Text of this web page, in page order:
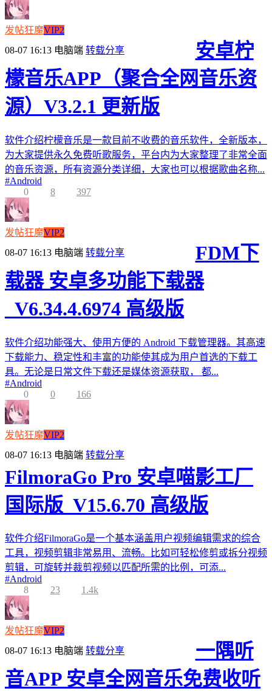
发帖狂魔VIP2
08-07 16:13 电脑端 转载分享
安卓柠
檬音乐APP（聚合全网音乐资
源）V3.2.1 更新版
软件介绍柠檬音乐是一款目前不收费的音乐软件，全新版本，
为大家提供永久免费听歌服务，平台内为大家整理了非常全面
的音乐资源，所有资源分类详细，大家也可以根据歌曲名称...
#Android
0
8 397
发帖狂魔VIP2
08-07 16:13 电脑端 转载分享
FDM下
载器 安卓多功能下载器
_V6.34.4.6974 高级版
软件介绍功能强大、使用方便的 Android 下载管理器。其高速
下载能力、稳定性和丰富的功能使其成为用户首选的下载工
具。无论是日常文件下载还是媒体资源获取， 都...
#Android
0
0 166
发帖狂魔VIP2
08-07 16:13 电脑端 转载分享
FilmoraGo Pro 安卓喵影工厂
国际版_V15.6.70 高级版
软件介绍FilmoraGo是一个基本涵盖用户视频编辑需求的综合
工具，视频剪辑非常易用、流畅。比如可轻松修剪或拆分视频
剪辑，可旋转并裁剪视频以匹配所需的比例，可添...
#Android
8
23 1.4k
发帖狂魔VIP2
08-07 16:13 电脑端 转载分享
一隅听
音APP 安卓全网音乐免费收听